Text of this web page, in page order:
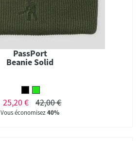
PassPort
Beanie Solid
25,20 € 42,00 €
Vous économisez40%